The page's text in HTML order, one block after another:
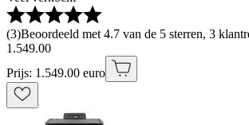
(3)Beoordeeld met 4.7 van de 5 sterren, 3
1 .549.00
Prijs: 1.549.00 euro